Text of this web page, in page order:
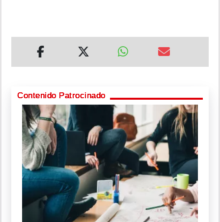
Contenido Patrocinado